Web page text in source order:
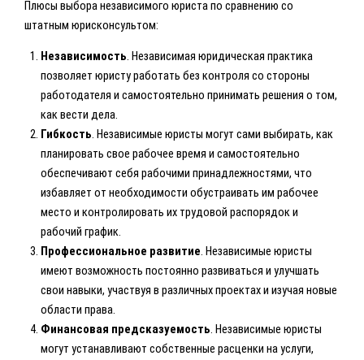
Плюсы выбора независимого юриста по сравнению со
штатным юрисконсультом:
Независимость. Независимая юридическая практика
позволяет юристу работать без контроля со стороны
работодателя и самостоятельно принимать решения о том,
как вести дела.
Гибкость. Независимые юристы могут сами выбирать, как
планировать свое рабочее время и самостоятельно
обеспечивают себя рабочими принадлежностями, что
избавляет от необходимости обустраивать им рабочее
место и контролировать их трудовой распорядок и
рабочий график.
Профессиональное развитие. Независимые юристы
имеют возможность постоянно развиваться и улучшать
свои навыки, участвуя в различных проектах и изучая новые
области права.
Финансовая предсказуемость. Независимые юристы
могут устанавливают собственные расценки на услуги,